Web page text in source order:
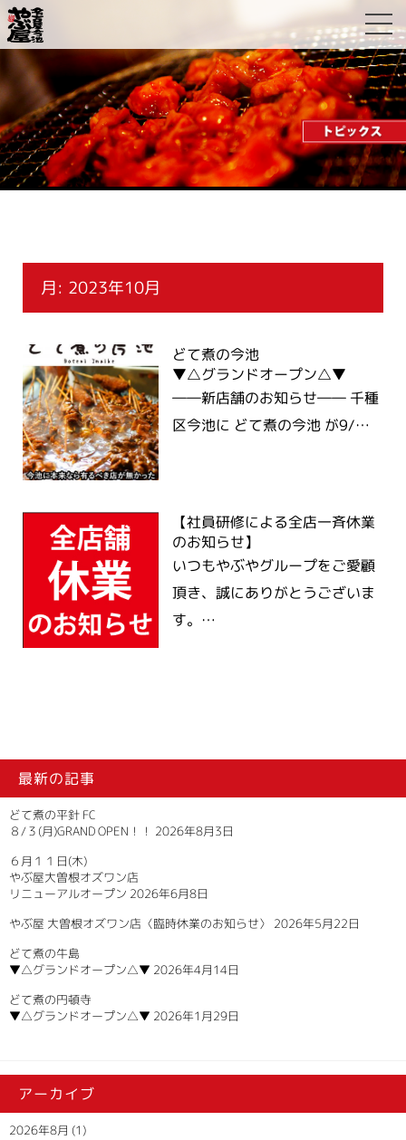
月: 2023年10月
どて煮の今池
▼△グランドオープン△▼
――新店舗のお知らせ―― 千種
区今池に どて煮の今池 が9/…
【社員研修による全店一斉休業
のお知らせ】
いつもやぶやグループをご愛顧
頂き、誠にありがとうございま
す。…
最新の記事
どて煮の平針 FC
８/３(月)GRAND OPEN！！ 2026年8月3日
６月１１日(木)
やぶ屋大曽根オズワン店
リニューアルオープン 2026年6月8日
やぶ屋 大曽根オズワン店〈臨時休業のお知らせ〉
2026年5月22日
どて煮の牛島
▼△グランドオープン△▼ 2026年4月14日
どて煮の円頓寺
▼△グランドオープン△▼ 2026年1月29日
アーカイブ
2026年8月 (1)